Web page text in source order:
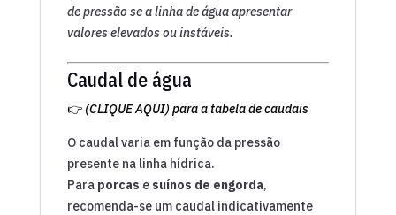
de pressão se a linha de água apresentar
valores elevados ou instáveis.
Caudal de água
👉 (CLIQUE AQUI) para a tabela de caudais
O caudal varia em função da pressão
presente na linha hídrica.
Para porcas e suínos de engorda,
recomenda-se um caudal indicativamente